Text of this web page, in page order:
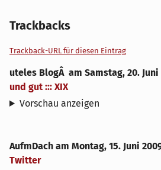
Trackbacks
Trackback-URL für diesen Eintrag
uteles BlogÂ am Samstag, 20. Juni
und gut ::: XIX
Vorschau anzeigen
AufmDach am Montag, 15. Juni
Twitter